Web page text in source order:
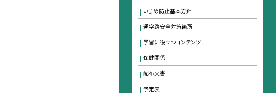
いじめ防止基本方針
通学路安全対策箇所
学習に役立つコンテンツ
保健関係
配布文書
予定表